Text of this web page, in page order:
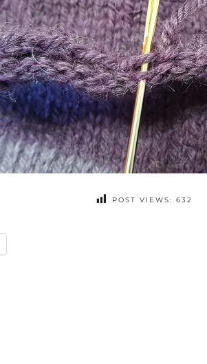
POST VIEWS: 632